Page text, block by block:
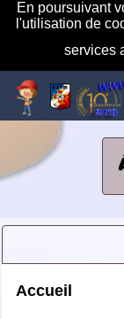
En poursuivant
l'utilisation de
services
Accueil